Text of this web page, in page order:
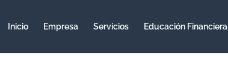
Inicio Empresa Servicios Educación Financiera